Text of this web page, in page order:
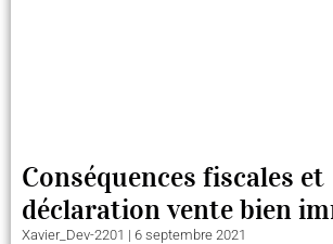
Conséquences fiscales et
déclaration vente bien
Xavier_Dev-2201 6 septembre 2021